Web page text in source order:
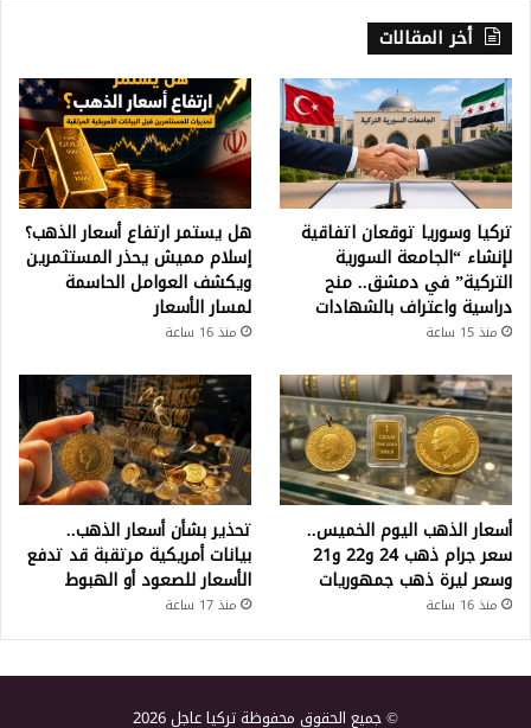
أخر المقالات
تركيا وسوريا توقعان اتفاقية
لإنشاء “الجامعة السورية
التركية” في دمشق.. منح
دراسية واعتراف بالشهادات
منذ 15 ساعة
هل يستمر ارتفاع أسعار الذهب؟
إسلام مميش يحذر المستثمرين
ويكشف العوامل الحاسمة
لمسار الأسعار
منذ 16 ساعة
أسعار الذهب اليوم الخميس..
سعر جرام ذهب 24 و22 و21
وسعر ليرة ذهب جمهوريات
منذ 16 ساعة
تحذير بشأن أسعار الذهب..
بيانات أمريكية مرتقبة قد تدفع
الأسعار للصعود أو الهبوط
منذ 17 ساعة
© جميع الحقوق محفوظة تركيا عاجل 2026